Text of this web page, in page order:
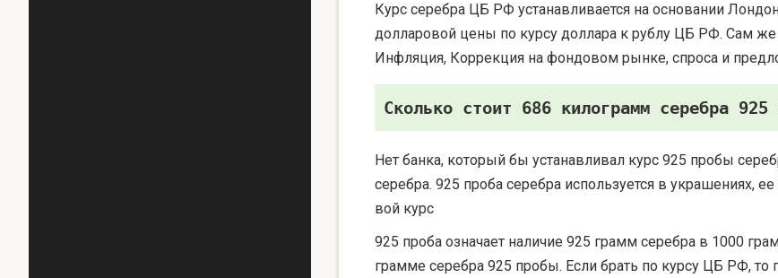
Курс серебра ЦБ РФ устанавливается на основании
долларовой цены по курсу доллара к рублу ЦБ РФ. Сам же
Инфляция, Коррекция на фондовом рынке, спроса и
Сколько стоит 686 килограмм серебра 925
Нет банка, который бы устанавливал курс 925 пробы
серебра. 925 проба серебра используется в украшениях,
вой курс
925 проба означает наличие 925 грамм серебра в 1000
грамме серебра 925 пробы. Если брать по курсу ЦБ РФ,